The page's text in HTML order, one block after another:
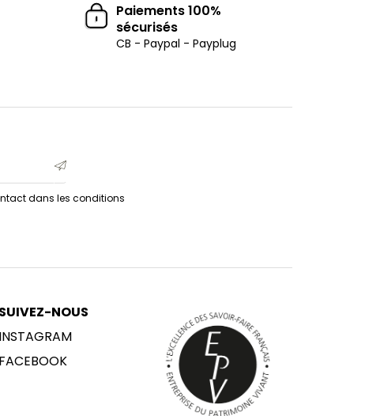
Paiements 100%
sécurisés
CB - Paypal - Payplug
dans les conditions
SUIVEZ-NOUS
INSTAGRAM
FACEBOOK